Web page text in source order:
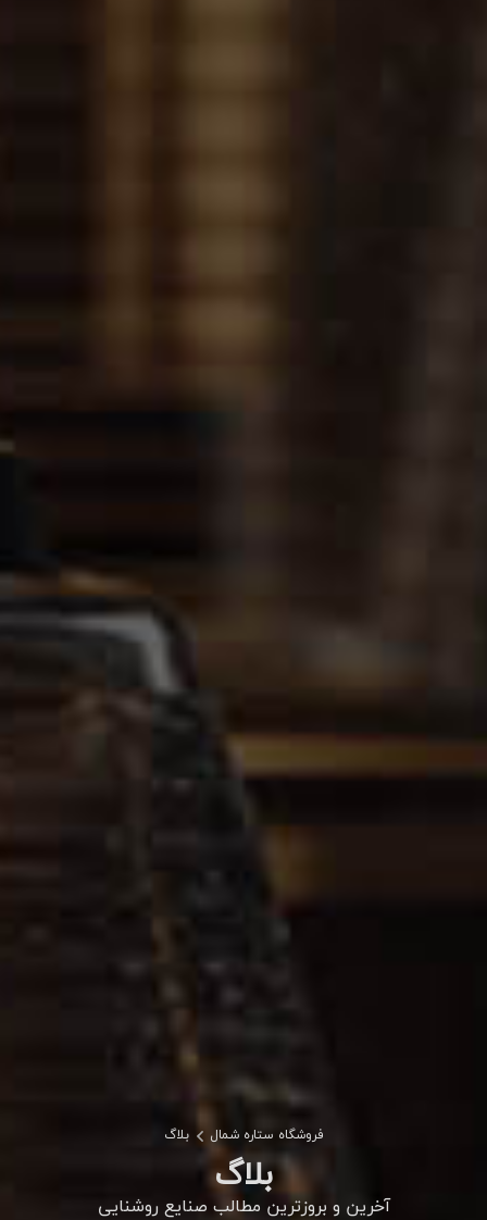
فروشگاه ستاره شمال بلاگ
بلاگ
آخرین و بروزترین مطالب صنایع روشنایی